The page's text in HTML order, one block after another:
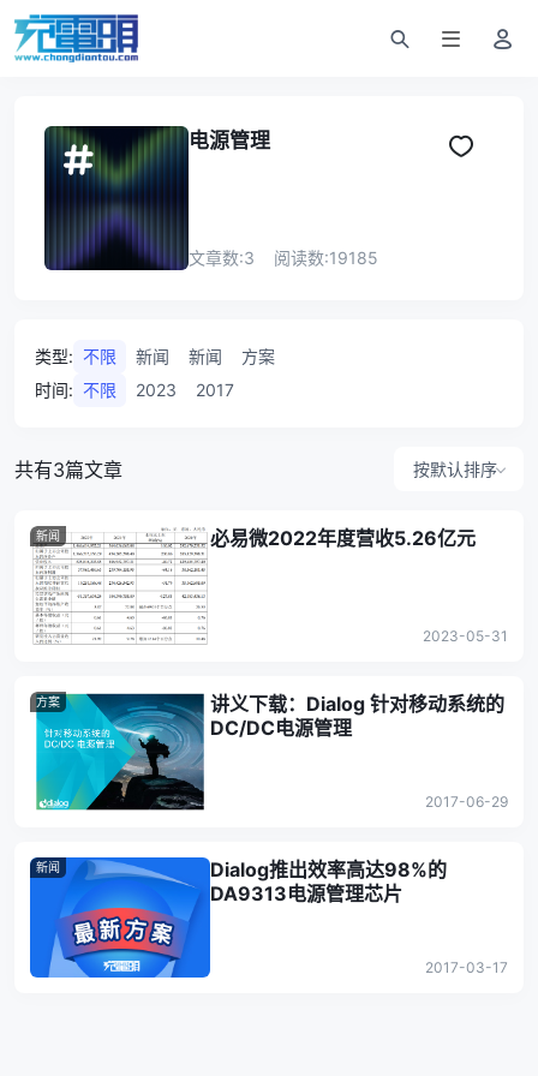
电源管理
文章数:3 阅读数:19185
类型: 不限 新闻 新闻
方案
时间: 不限 2023 2017
共有3篇文章 按默认排序
新闻 必易微2022年度营收5.26亿元
2023-05-31
方案
讲义下载：Dialog 针对移动系统的
DC/DC电源管理
2017-06-29
新闻
Dialog推出效率高达98%的
DA9313电源管理芯片
2017-03-17